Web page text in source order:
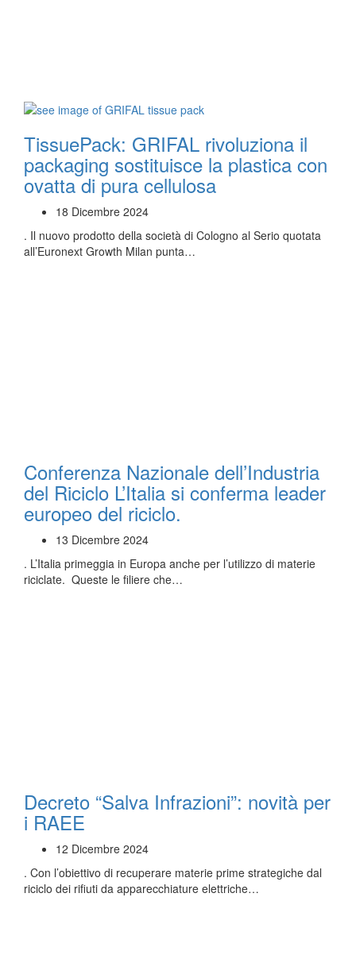
TissuePack: GRIFAL rivoluziona il
packaging sostituisce la plastica con
ovatta di pura cellulosa
18 Dicembre 2024
. Il nuovo prodotto della società di Cologno al Serio quotata
all’Euronext Growth Milan punta…
Conferenza Nazionale dell’Industria
del Riciclo L’Italia si conferma leader
europeo del riciclo.
13 Dicembre 2024
. L’Italia primeggia in Europa anche per l’utilizzo di materie
riciclate. Queste le filiere che…
Decreto “Salva Infrazioni”: novità per
i RAEE
12 Dicembre 2024
. Con l’obiettivo di recuperare materie prime strategiche dal
riciclo dei rifiuti da apparecchiature elettriche…